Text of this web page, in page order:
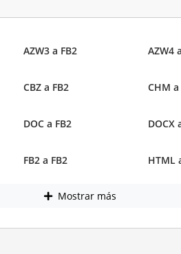
AZW3 a FB2 AZW4
CBZ a FB2 CHM a
DOC a FB2 DOCX
FB2 a FB2 HTML
Mostrar más